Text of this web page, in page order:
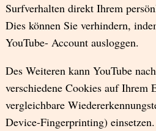
Surfverhalten direkt Ihrem
Dies können Sie verhindern,
YouTube- Account ausloggen.
Des Weiteren kann YouTube
verschiedene Cookies auf Ihrem
vergleichbare
Device-Fingerprinting)